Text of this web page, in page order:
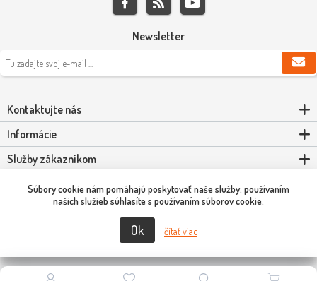
Newsletter
Kontaktujte nás
Informácie
Služby zákazníkom
Môj účet
Copyright © 2026 Scooter-Tuning SK. Všetky práva vyhradené.
Súbory cookie nám pomáhajú poskytovať naše služby. používaním
našich služieb súhlasíte s používaním súborov cookie.
Ok čítať viac